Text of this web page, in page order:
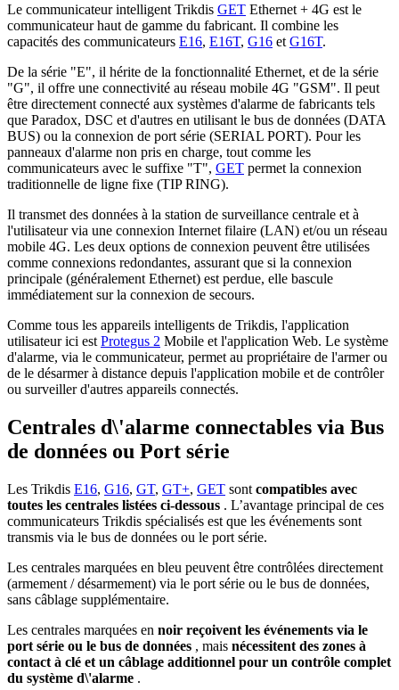
Le communicateur intelligent Trikdis GET Ethernet + 4G est le
communicateur haut de gamme du fabricant. Il combine les
capacités des communicateurs E16, E16T, G16 et G16T.
De la série "E", il hérite de la fonctionnalité Ethernet, et de la série
"G", il offre une connectivité au réseau mobile 4G "GSM". Il peut
être directement connecté aux systèmes d'alarme de fabricants tels
que Paradox, DSC et d'autres en utilisant le bus de données (DATA
BUS) ou la connexion de port série (SERIAL PORT). Pour les
panneaux d'alarme non pris en charge, tout comme les
communicateurs avec le suffixe "T", GET permet la connexion
traditionnelle de ligne fixe (TIP RING).
Il transmet des données à la station de surveillance centrale et à
l'utilisateur via une connexion Internet filaire (LAN) et/ou un réseau
mobile 4G. Les deux options de connexion peuvent être utilisées
comme connexions redondantes, assurant que si la connexion
principale (généralement Ethernet) est perdue, elle bascule
immédiatement sur la connexion de secours.
Comme tous les appareils intelligents de Trikdis, l'application
utilisateur ici est Protegus 2 Mobile et l'application Web. Le système
d'alarme, via le communicateur, permet au propriétaire de l'armer ou
de le désarmer à distance depuis l'application mobile et de contrôler
ou surveiller d'autres appareils connectés.
Centrales d\'alarme connectables via Bus
de données ou Port série
Les Trikdis E16, G16, GT, GT+, GET sont compatibles avec
toutes les centrales listées ci-dessous . L’avantage principal de ces
communicateurs Trikdis spécialisés est que les événements sont
transmis via le bus de données ou le port série.
Les centrales marquées en bleu peuvent être contrôlées directement
(armement / désarmement) via le port série ou le bus de données,
sans câblage supplémentaire.
Les centrales marquées en noir reçoivent les événements via le
port série ou le bus de données , mais nécessitent des zones à
contact à clé et un câblage additionnel pour un contrôle complet
du système d\'alarme .